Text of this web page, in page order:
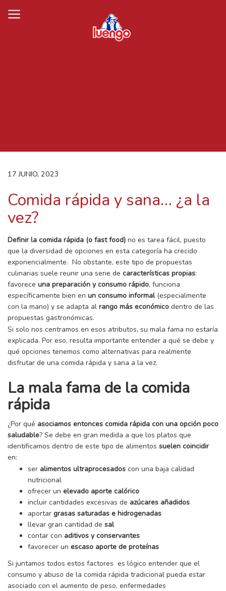
17 JUNIO, 2023
Comida rápida y sana… ¿a la
vez?
Definir la comida rápida (o fast food) no es tarea fácil, puesto
que la diversidad de opciones en esta categoría ha crecido
exponencialmente. No obstante, este tipo de propuestas
culinarias suele reunir una serie de características propias:
favorece una preparación y consumo rápido, funciona
específicamente bien en un consumo informal(especialmente
con la mano) y se adapta al rango más económico dentro de las
propuestas gastronómicas.
Si solo nos centramos en esos atributos, su mala fama no estaría
explicada. Por eso, resulta importante entender a qué se debe y
qué opciones tenemos como alternativas para realmente
disfrutar de una comida rápida y sana a la vez.
La mala fama de la comida
rápida
¿Por qué asociamos entonces comida rápida con una opción poco
saludable? Se debe en gran medida a que los platos que
identificamos dentro de este tipo de alimentos suelen coincidir
en:
ser alimentos ultraprocesados con una baja calidad
nutricional
ofrecer un elevado aporte calórico
incluir cantidades excesivas de azúcares añadidos
aportar grasas saturadas e hidrogenadas
llevar gran cantidad de sal
contar con aditivos y conservantes
favorecer un escaso aporte de proteínas
Si juntamos todos estos factores es lógico entender que el
consumo y abuso de la comida rápida tradicional pueda estar
asociado con el aumento de peso, enfermedades